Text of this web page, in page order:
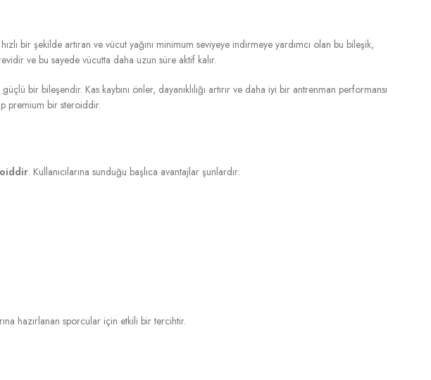
bir şekilde artıran ve vücut yağını minimum seviyeye indirmeye yardımcı olan bu bileşik,
ve bu sayede vücutta daha uzun süre aktif kalır.
güçlü bir bileşendir. Kas kaybını önler, dayanıklılığı artırır ve daha iyi bir antrenman performansı
premium bir steroiddir.
. Kullanıcılarına sunduğu başlıca avantajlar şunlardır:
hazırlanan sporcular için etkili bir tercihtir.